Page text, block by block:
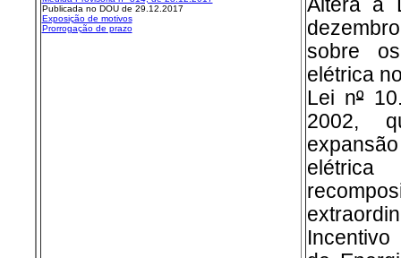
Publicada no DOU de 29.12.2017
Exposição de motivos
Prorrogação de prazo
Altera a
sobre
elétrica
Lei nº
2002,